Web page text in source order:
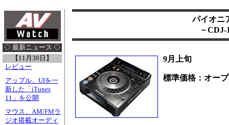
◇ 最新ニュース ◇
【11月30日】
レビュー
アップル、UIを一
新した「iTunes
11」を公開
マウス、AM/FMラ
ジオ搭載オーディ
パイオニ
－
9月上旬
標準価格：オー